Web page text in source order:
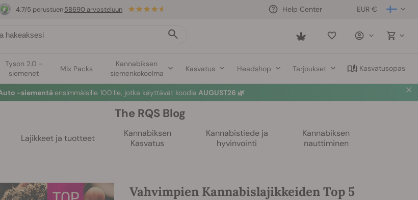
EUR €
Help Center
Saved
Tyson 2.0 -
siemenet
Mix Packs
Kannabiksen
siemenkokoelma
Kasvatus Headshop Tarjoukset Kasvatusopas
4.7/5 perustuen58690 arvosteluun
Summer Sales: jopa –50 % valikoiduista tuotteista! ⏤Osta nyt 🛍️
The RQS Blog
Lajikkeet ja tuotteet
Kannabiksen
Kasvatus
Kannabistiede ja
hyvinvointi
Kannabiksen
nauttiminen
Vahvimpien Kannabislajikkeiden Top 5